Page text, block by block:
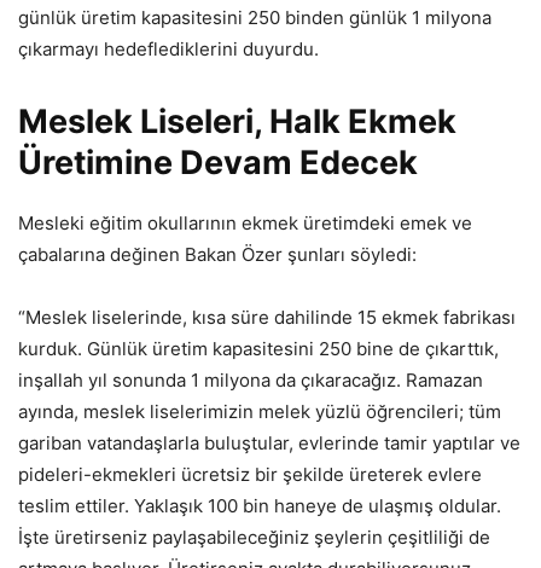
günlük üretim kapasitesini 250 binden günlük 1 milyona
çıkarmayı hedeflediklerini duyurdu.
Meslek Liseleri, Halk Ekmek
Üretimine Devam Edecek
Mesleki eğitim okullarının ekmek üretimdeki emek ve
çabalarına değinen Bakan Özer şunları söyledi:
“Meslek liselerinde, kısa süre dahilinde 15 ekmek fabrikası
kurduk. Günlük üretim kapasitesini 250 bine de çıkarttık,
inşallah yıl sonunda 1 milyona da çıkaracağız. Ramazan
ayında, meslek liselerimizin melek yüzlü öğrencileri; tüm
gariban vatandaşlarla buluştular, evlerinde tamir yaptılar ve
pideleri-ekmekleri ücretsiz bir şekilde üreterek evlere
teslim ettiler. Yaklaşık 100 bin haneye de ulaşmış oldular.
İşte üretirseniz paylaşabileceğiniz şeylerin çeşitliliği de